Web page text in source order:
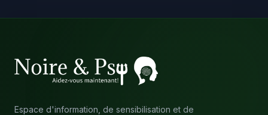
Espace d'information, de sensibilisation et de